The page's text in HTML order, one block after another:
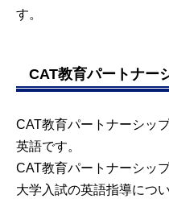
す。
CAT教育パートナー
CAT教育パートナーシッ
英語です。
CAT教育パートナーシッ
大学入試の英語指導につ